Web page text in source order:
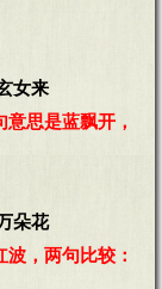
女来
思是蓝飘开，
朵花
，两句比较：